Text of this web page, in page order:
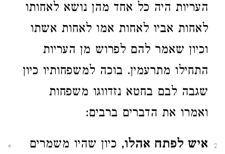
העריות היה כל אחד מהן נושא לאחותו
לאחות אביו לאחות אמו לאחות אשתו
וכיון שאמר להם לפרוש מן העריות
התחילו מתרעמין. בוכה למשפחותיו כיון
שגבה לבם בחטא נזדווגו משפחות
ואמרו את הדברים ברבים:
2 איש לפתח אהלו, כיון שהיו משמרים